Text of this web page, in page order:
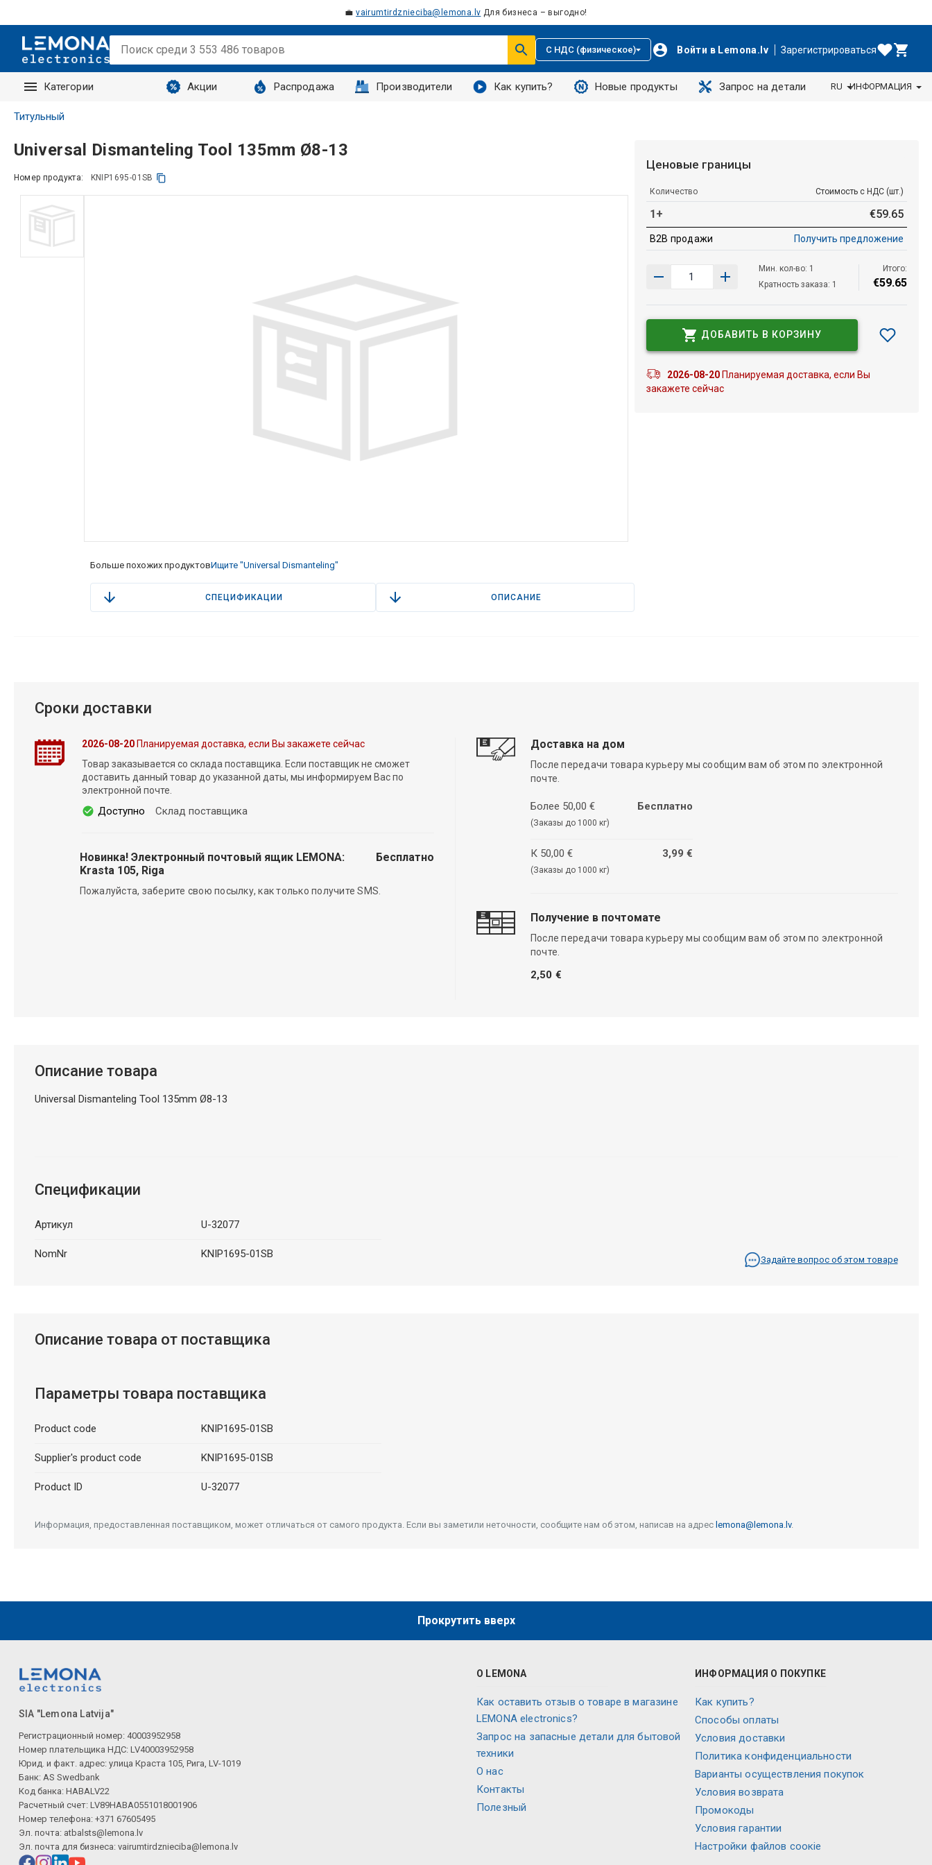
💼vairumtirdznieciba@lemona.lv Для бизнеса – выгодно!
С НДС (физическое) Войти в Lemona.lv Зарегистрироваться
Категории Акции Распродажа Производители Как купить? Новые продукты Запрос на детали
Запросы
RU ИНФОРМАЦИЯ
Титульный
Universal Dismanteling Tool 135mm Ø8-13
Номер продукта: KNIP1695-01SB
Больше похожих продуктовИщите "Universal Dismanteling"
СПЕЦИФИКАЦИИ ОПИСАНИЕ
Ценовые границы
Количество Стоимость с НДС (шт.)
1+ €59.65
B2B продажи Получить предложение
Мин. кол-во: 1
Кратность заказа: 1
Итого:
€59.65
ДОБАВИТЬ В КОРЗИНУ
2026-08-20Планируемая доставка, если Вы
закажете сейчас
Сроки доставки
2026-08-20Планируемая доставка, если Вы закажете сейчас
Товар заказывается со склада поставщика. Если поставщик не сможет
доставить данный товар до указанной даты, мы информируем Вас по
электронной почте.
Доступно Склад поставщика
Новинка! Электронный почтовый ящик LEMONA:
Krasta 105, Riga
Бесплатно
Пожалуйста, заберите свою посылку, как только получите SMS.
Доставка на дом
После передачи товара курьеру мы сообщим вам об этом по электронной
почте.
Более 50,00 €
(Заказы до 1000 кг)
Бесплатно
К 50,00 €
(Заказы до 1000 кг)
3,99 €
Получение в почтомате
После передачи товара курьеру мы сообщим вам об этом по электронной
почте.
2,50 €
Описание товара
Universal Dismanteling Tool 135mm Ø8-13
Спецификации
Артикул U-32077
NomNr KNIP1695-01SB Задайте вопрос об этом товаре
Описание товара от поставщика
Параметры товара поставщика
Product code KNIP1695-01SB
Supplier's product code KNIP1695-01SB
Product ID U-32077
Информация, предоставленная поставщиком, может отличаться от самого продукта. Если вы заметили неточности, сообщите нам об этом, написав на адрес lemona@lemona.lv.
Прокрутить вверх
SIA "Lemona Latvija"
Регистрационный номер: 40003952958
Номер плательщика НДС: LV40003952958
Юрид. и факт. адрес: улица Краста 105, Рига, LV-1019
Банк: AS Swedbank
Код банка: HABALV22
Расчетный счет: LV89HABA0551018001906
Номер телефона: +371 67605495
Эл. почта: atbalsts@lemona.lv
Эл. почта для бизнеса: vairumtirdznieciba@lemona.lv
О LEMONA
Как оставить отзыв о товаре в магазине
LEMONA electronics?
Запрос на запасные детали для бытовой
техники
О нас
Контакты
Полезный
ИНФОРМАЦИЯ О ПОКУПКЕ
Как купить?
Способы оплаты
Условия доставки
Политика конфиденциальности
Варианты осуществления покупок
Условия возврата
Промокоды
Условия гарантии
Настройки файлов соокіе